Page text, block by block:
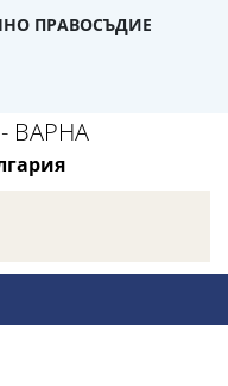
ПРАВОСЪДИЕ
ВАРНА